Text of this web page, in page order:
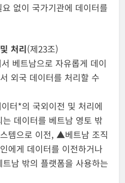
없이 국가기관에 데이터를
처리(제23조)
베트남으로 자유롭게 데이
외국 데이터를 처리할 수
터*의 국외이전 및 처리에
데이터를 베트남 영토 밖
템으로 이전, ▲베트남 조직
에게 데이터를 이전하거나
남 밖의 플랫폼을 사용하는